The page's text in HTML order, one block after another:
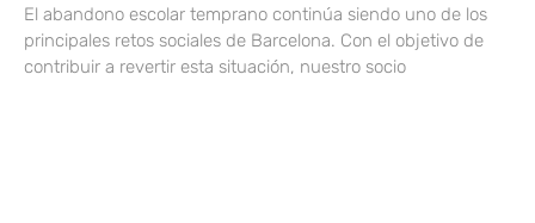
El abandono escolar temprano continúa siendo uno de los
principales retos sociales de Barcelona. Con el objetivo de
contribuir a revertir esta situación, nuestro socio